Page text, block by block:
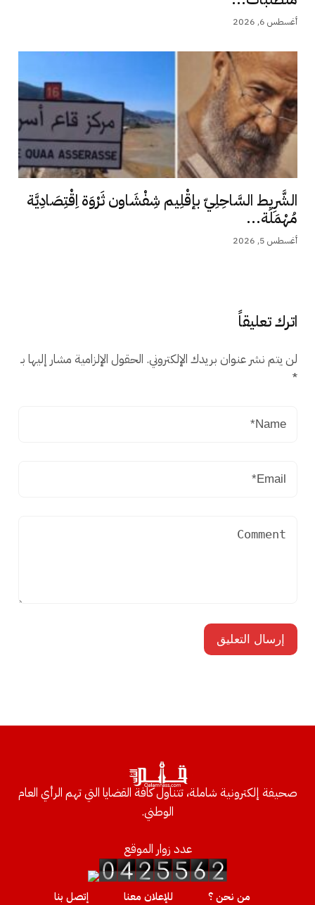
أغسطس 6, 2026
الشَّرِيط السَّاحِلِيّ بإقْلِيم شِفْشَاون ثَرْوَة اِقْتِصَادِيَّة
مُهْمَلَة...
أغسطس 5, 2026
اترك تعليقاً
لن يتم نشر عنوان بريدك الإلكتروني. الحقول الإلزامية مشار إليها بـ
*
صحيفة إلكترونية شاملة، تتناول كافة القضايا التي تهم الرأي العام
الوطني.
عدد زوار الموقع
من نحن ؟ للإعلان معنا إتصل بنا